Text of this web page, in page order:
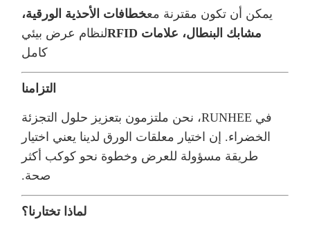
يمكن أن تكون مقترنة معخطافات الأحذية الورقية،
مشابك البنطال، علامات RFID
لنظام عرض بيئي
كامل
التزامنا
في RUNHEE، نحن ملتزمون بتعزيز حلول التجزئة
الخضراء. إن اختيار معلقات الورق لدينا يعني اختيار
طريقة مسؤولة للعرض وخطوة نحو كوكب أكثر
صحة.
لماذا تختارنا؟